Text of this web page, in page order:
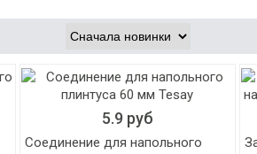
5.9 руб
Соединение для напольного